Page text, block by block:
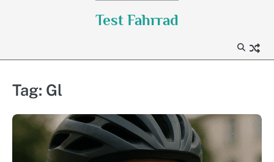
Test Fahrrad
Tag: Gl